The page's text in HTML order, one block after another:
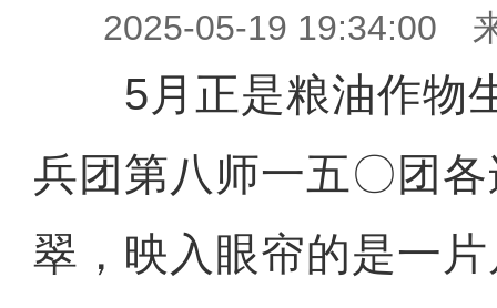
2025-05-19 19:34:00
5月正是粮油作物
兵团第八师一五〇团
翠，映入眼帘的是一